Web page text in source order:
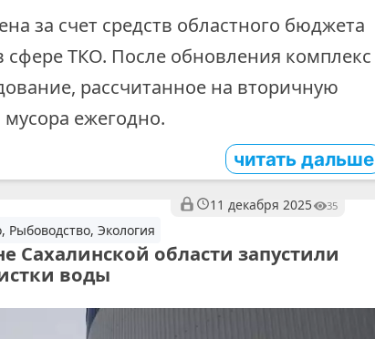
за счет средств областного бюджета
сфере ТКО. После обновления комплекс
рассчитанное на вторичную
мусора ежегодно.
читать дальше
11 декабря 2025 35
Рыбоводство, Экология
Сахалинской области запустили
воды